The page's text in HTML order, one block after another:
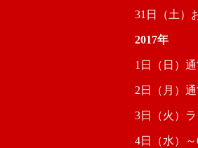
31日（土）
2017年
1日（日）
2日（月）
3日（火）
4日（水）